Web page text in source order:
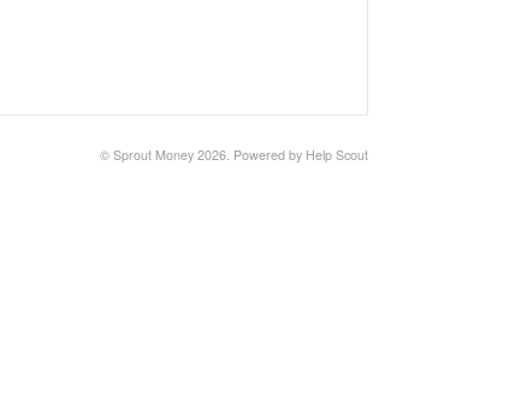
© Sprout Money 2026. Powered by Help Scout